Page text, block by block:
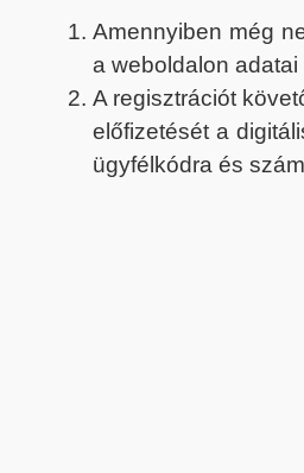
Amennyiben még
a weboldalon
A regisztrációt
előfizetését a
ügyfélkódra és